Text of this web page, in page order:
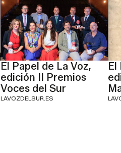
El Papel de La Voz,
edición II Premios
Voces del Sur
LAVOZDELSUR.ES
El